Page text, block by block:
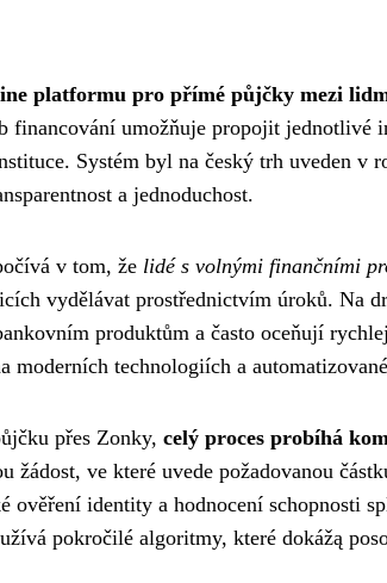
platformu pro přímé půjčky mezi
financování umožňuje propojit jednotlivé
Systém byl na český trh uveden v
a jednoduchost.
v tom, že lidé s volnými finančními
vydělávat prostřednictvím úroků. Na
produktům a často oceňují
moderních technologiích a
přes Zonky, celý proces probíhá
žádost, ve které uvede požadovanou
ověření identity a hodnocení schopnosti
pokročilé algoritmy, které dokážą